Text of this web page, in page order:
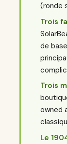
(ronde
Trois
de
Trois
owned
Le